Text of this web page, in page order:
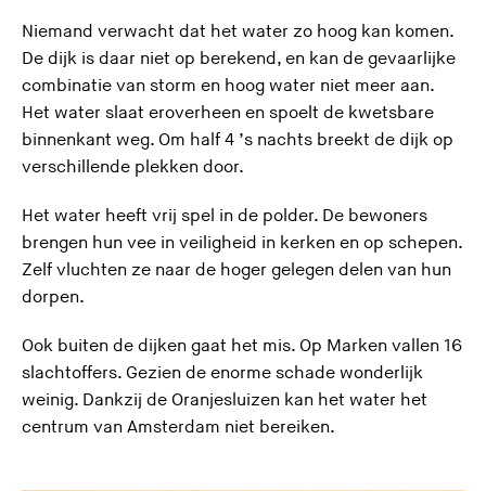
Niemand verwacht dat het water zo hoog kan komen.
De dijk is daar niet op berekend, en kan de gevaarlijke
combinatie van storm en hoog water niet meer aan.
Het water slaat eroverheen en spoelt de kwetsbare
binnenkant weg. Om half 4 ’s nachts breekt de dijk op
verschillende plekken door.
Het water heeft vrij spel in de polder. De bewoners
brengen hun vee in veiligheid in kerken en op schepen.
Zelf vluchten ze naar de hoger gelegen delen van hun
dorpen.
Ook buiten de dijken gaat het mis. Op Marken vallen 16
slachtoffers. Gezien de enorme schade wonderlijk
weinig. Dankzij de Oranjesluizen kan het water het
centrum van Amsterdam niet bereiken.